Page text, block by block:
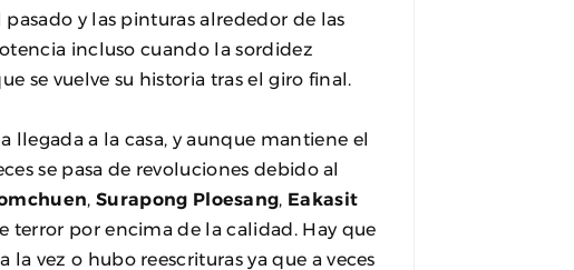
y las pinturas alrededor de las
incluso cuando la sordidez
se vuelve su historia tras el giro final.
llegada a la casa, y aunque mantiene el
se pasa de revoluciones debido al
Surapong Ploesang Eakasit
terror por encima de la calidad. Hay que
vez o hubo reescrituras ya que a veces